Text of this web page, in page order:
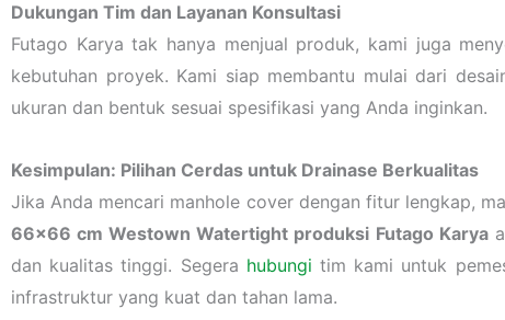
Dukungan Tim dan Layanan Konsultasi
Futago Karya tak hanya menjual produk, kami juga
kebutuhan proyek. Kami siap membantu mulai dari
ukuran dan bentuk sesuai spesifikasi yang Anda inginkan.
Kesimpulan: Pilihan Cerdas untuk Drainase Berkualitas
Jika Anda mencari manhole cover dengan fitur lengkap,
66×66 cm Westown Watertight produksi Futago Karya
dan kualitas tinggi. Segera hubungi tim kami untuk
infrastruktur yang kuat dan tahan lama.